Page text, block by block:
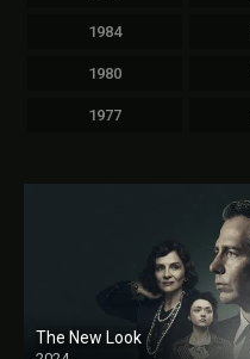
1984
1980
1977
The New Look